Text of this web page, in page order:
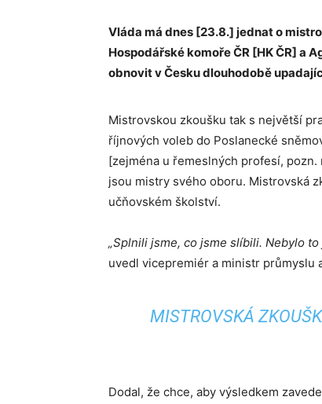
Vláda má dnes [23.8.] jednat o
Hospodářské komoře ČR [HK ČR] a
obnovit v Česku dlouhodobě
Mistrovskou zkoušku tak s největší
říjnových voleb do Poslanecké
[zejména u řemeslných profesí,
jsou mistry svého oboru. Mistrovská
učňovském školství.
„Splnili jsme, co jsme slíbili. Nebylo
uvedl vicepremiér a ministr průmyslu
MISTROVSKÁ
Dodal, že chce, aby výsledkem